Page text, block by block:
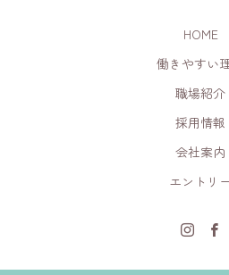
HOME
働きやすい
職場紹介
採用情報
会社案内
エントリー